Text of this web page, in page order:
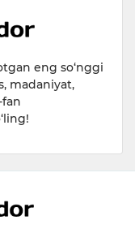
eng so‘nggi
madaniyat,